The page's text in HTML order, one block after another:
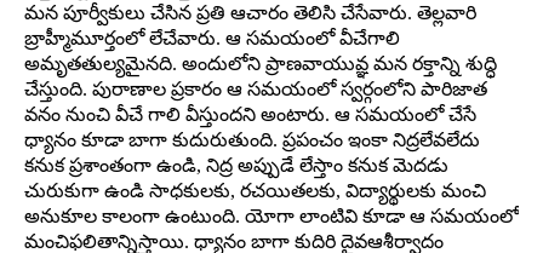
మన పూర్వీకులు చేసిన ప్రతి ఆచారం తెలిసి చేసేవారు. తెల్లవారి
బ్రాహ్మీమూర్తంలో లేచేవారు. ఆ సమయంలో వీచేగాలి
అమృతతుల్యమైనది. అందులోని ప్రాణవాయువ్ఞ మన రక్తాన్ని శుద్ధి
చేస్తుంది. పురాణాల ప్రకారం ఆ సమయంలో స్వర్గంలోని పారిజాత
వనం నుంచి వీచే గాలి వీస్తుందని అంటారు. ఆ సమయంలో చేసే
ధ్యానం కూడా బాగా కుదురుతుంది. ప్రపంచం ఇంకా నిద్రలేవలేదు
కనుక ప్రశాంతంగా ఉండి, నిద్ర అప్పుడే లేస్తాం కనుక మెదడు
చురుకుగా ఉండి సాధకులకు, రచయితలకు, విద్యార్థులకు మంచి
అనుకూల కాలంగా ఉంటుంది. యోగా లాంటివి కూడా ఆ సమయంలో
మంచిఫలితాన్నిస్తాయి. ధ్యానం బాగా కుదిరి దైవఆశీర్వాదం